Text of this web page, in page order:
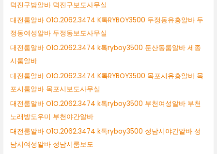
덕진구밤알바 덕진구보도사무실
대전룸알바 O1O.2062.3474 K톡RYBOY3500 두정동유흥알바 두
정동여성알바 두정동보도사무실
대전룸알바 O1O.2062.3474 k톡ryboy3500 둔산동룸알바 세종
시룸알바
대전룸알바 O1O.2062.3474 K톡RYBOY3500 목포시유흥알바 목
포시룸알바 목포시보도사무실
대전룸알바 O1O.2062.3474 k톡ryboy3500 부천여성알바 부천
노래방도우미 부천야간알바
대전룸알바 O1O.2062.3474 k톡ryboy3500 성남시야간알바 성
남시여성알바 성남시룸보도